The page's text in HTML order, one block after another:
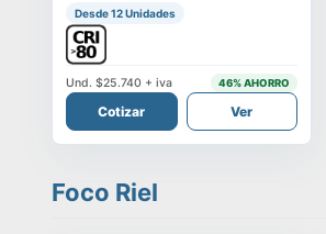
Desde 12 Unidades
Und.$25.740 + iva 46% AHORRO
Cotizar Ver
Foco Riel